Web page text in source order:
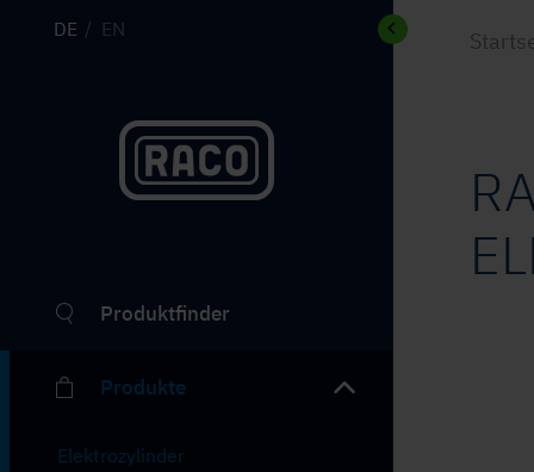
DE EN
Produktfinder
Produkte
Elektrozylinder